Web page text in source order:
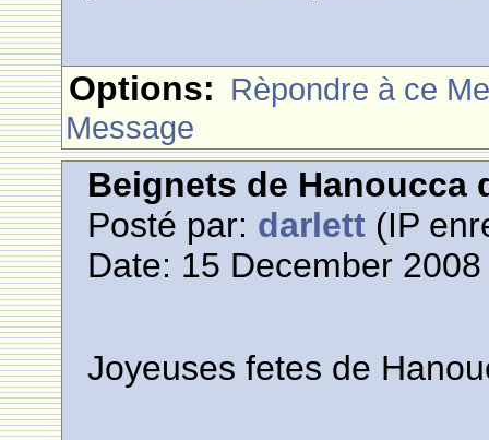
Options: Rèpondre à ce
Message
Beignets de Hanoucca
Posté par: darlett (IP
Date: 15 December
Joyeuses fetes de